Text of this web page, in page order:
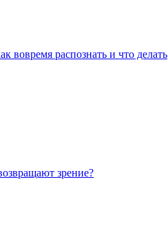
вовремя распознать и что делать
зрение?